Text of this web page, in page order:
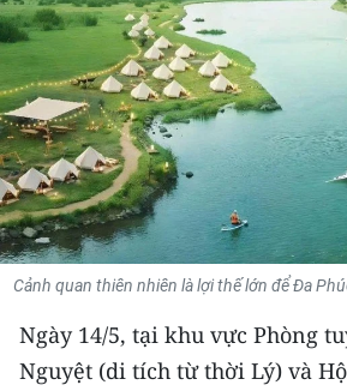
GIÁO DỤC
Y TẾ
KHOA HỌC - CÔNG NGHỆ
MÔI TRƯỜNG
BẠN ĐỌC
KIỂM CHỨNG THÔNG TIN
TRI THỨC CHUYÊN SÂU
Cảnh quan thiên nhiên là lợi thế lớn để Đa
Ngày 14/5, tại khu vực Phòng
Nguyệt (di tích từ thời Lý) và